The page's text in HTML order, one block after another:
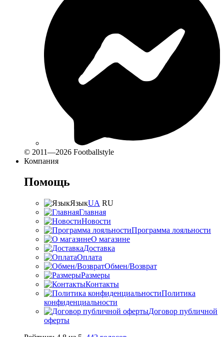
© 2011—2026 Footballstyle
Компания
Помощь
ЯзыкUA RU
Главная
Новости
Программа лояльности
О магазине
Доставка
Оплата
Обмен/Возврат
Размеры
Контакты
Политика
конфиденциальности
Договор публичной
оферты